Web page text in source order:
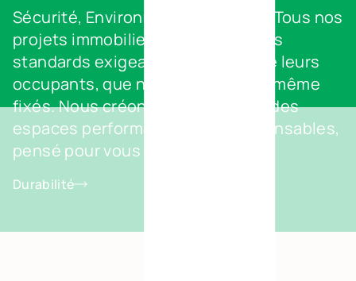
Sécurité, Environnement, Qualité. Tous nos
projets immobiliers respectent des
standards exigeants au service de leurs
occupants, que nous avons nous-même
fixés. Nous créons avec ambition des
espaces performants et écoresponsables,
pensé pour vous et pour demain.
Durabilité